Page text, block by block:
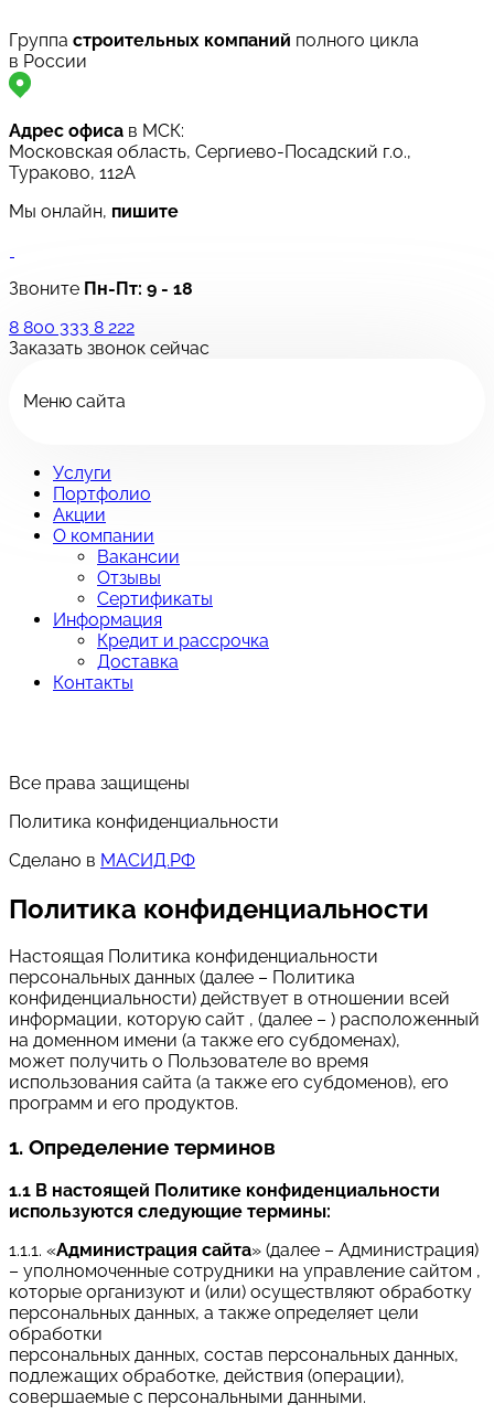
Группа строительных компаний полного цикла
в России
Адрес офиса в МСК:
Московская область, Сергиево-Посадский г.о.,
Тураково, 112А
Мы онлайн, пишите
Звоните Пн-Пт: 9 - 18
8 800 333 8 222
Заказать звонок сейчас
Меню сайта
Услуги
Портфолио
Акции
О компании
Вакансии
Отзывы
Сертификаты
Информация
Кредит и рассрочка
Доставка
Контакты
Все права защищены
Политика конфиденциальности
Сделано в МАСИД.РФ
Политика конфиденциальности
Настоящая Политика конфиденциальности
персональных данных (далее – Политика
конфиденциальности) действует в отношении всей
информации, которую сайт , (далее – ) расположенный
на доменном имени (а также его субдоменах),
может получить о Пользователе во время
использования сайта (а также его субдоменов), его
программ и его продуктов.
1. Определение терминов
1.1 В настоящей Политике конфиденциальности
используются следующие термины:
1.1.1. «Администрация сайта» (далее – Администрация)
– уполномоченные сотрудники на управление сайтом ,
которые организуют и (или) осуществляют обработку
персональных данных, а также определяет цели
обработки
персональных данных, состав персональных данных,
подлежащих обработке, действия (операции),
совершаемые с персональными данными.